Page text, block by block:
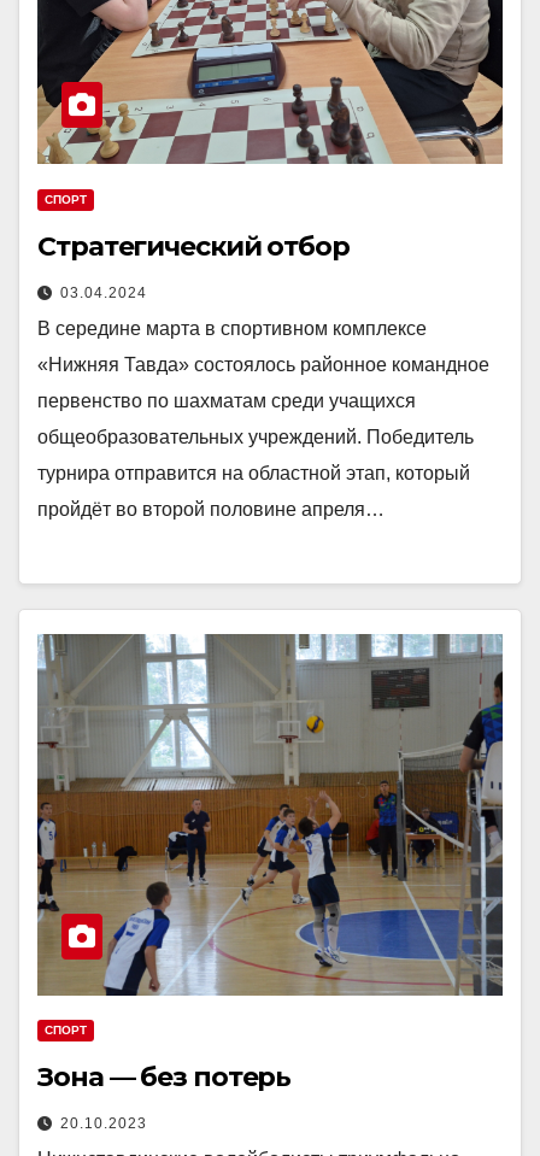
СПОРТ
Стратегический отбор
03.04.2024
В середине марта в спортивном комплексе
«Нижняя Тавда» состоялось районное командное
первенство по шахматам среди учащихся
общеобразовательных учреждений. Победитель
турнира отправится на областной этап, который
пройдёт во второй половине апреля…
СПОРТ
Зона — без потерь
20.10.2023